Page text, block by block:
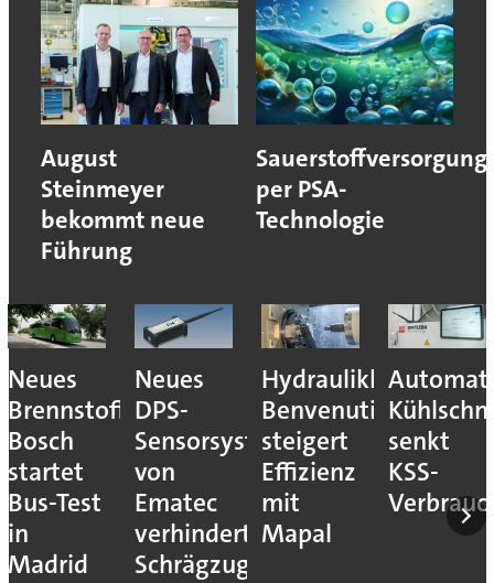
August
Steinmeyer
bekommt neue
Führung
Sauerstoffversorgung
per PSA-
Technologie
Neues
Brennstoffzellensystem:
Bosch
startet
Bus-Test
in
Madrid
Neues
DPS-
Sensorsystem
von
Ematec
verhindert
Schrägzug
Hydraulikhersteller
Benvenuti
steigert
Effizienz
mit
Mapal
senkt
KSS-